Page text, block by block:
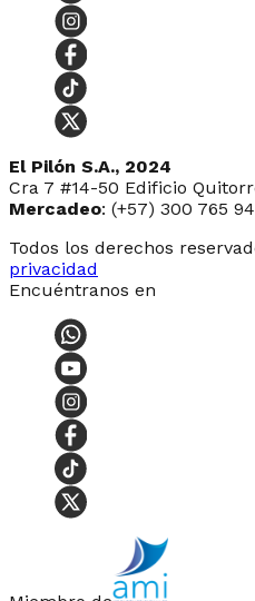
El Pilón S.A., 2024
Cra 7 #14-50 Edificio
Mercadeo: (+57) 300 765
Todos los derechos
privacidad
Encuéntranos en